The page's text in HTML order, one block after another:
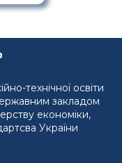
технічної освіти
закладом
економіки,
України